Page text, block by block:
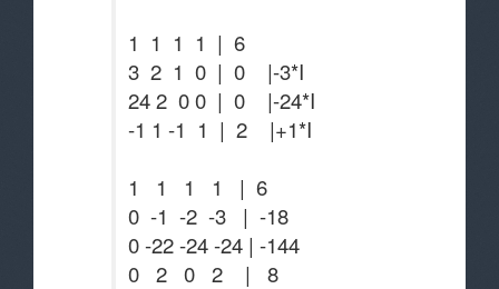
1 1 1 1 | 6
3 2 1 0 | 0 |-3*I
24 2 0 0 | 0 |-24*I
-1 1 -1 1 | 2 |+1*I
1 1 1 1 | 6
0 -1 -2 -3 | -18
0 -22 -24 -24 | -144
0 2 0 2 | 8